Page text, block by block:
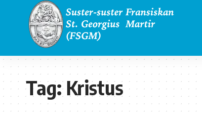
Tag:Kristus